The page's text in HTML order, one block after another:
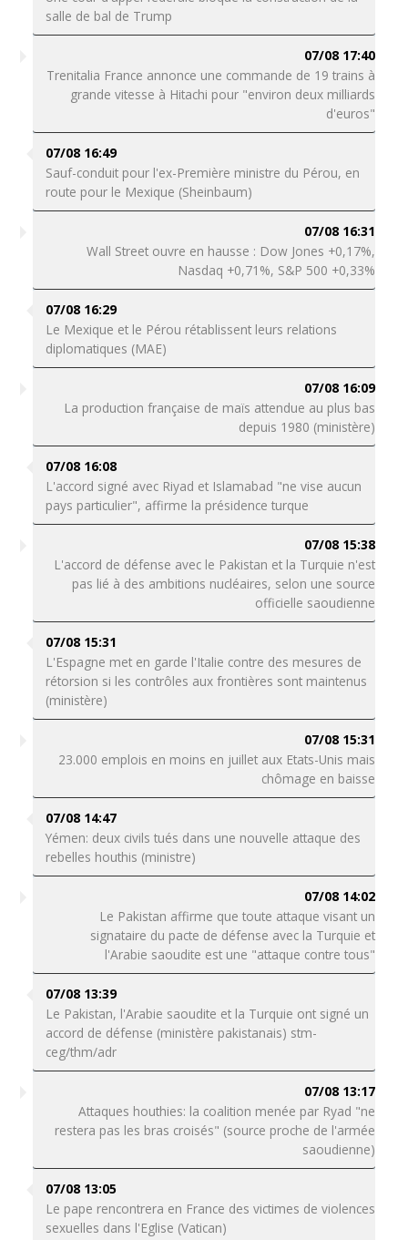
salle de bal de Trump
07/08 17:40
Trenitalia France annonce une commande de 19 trains à
grande vitesse à Hitachi pour "environ deux milliards
d'euros"
07/08 16:49
Sauf-conduit pour l'ex-Première ministre du Pérou, en
route pour le Mexique (Sheinbaum)
07/08 16:31
Wall Street ouvre en hausse : Dow Jones +0,17%,
Nasdaq +0,71%, S&P 500 +0,33%
07/08 16:29
Le Mexique et le Pérou rétablissent leurs relations
diplomatiques (MAE)
07/08 16:09
La production française de maïs attendue au plus bas
depuis 1980 (ministère)
07/08 16:08
L'accord signé avec Riyad et Islamabad "ne vise aucun
pays particulier", affirme la présidence turque
07/08 15:38
L'accord de défense avec le Pakistan et la Turquie n'est
pas lié à des ambitions nucléaires, selon une source
officielle saoudienne
07/08 15:31
L'Espagne met en garde l'Italie contre des mesures de
rétorsion si les contrôles aux frontières sont maintenus
(ministère)
07/08 15:31
23.000 emplois en moins en juillet aux Etats-Unis mais
chômage en baisse
07/08 14:47
Yémen: deux civils tués dans une nouvelle attaque des
rebelles houthis (ministre)
07/08 14:02
Le Pakistan affirme que toute attaque visant un
signataire du pacte de défense avec la Turquie et
l'Arabie saoudite est une "attaque contre tous"
07/08 13:39
Le Pakistan, l'Arabie saoudite et la Turquie ont signé un
accord de défense (ministère pakistanais) stm-
ceg/thm/adr
07/08 13:17
Attaques houthies: la coalition menée par Ryad "ne
restera pas les bras croisés" (source proche de l'armée
saoudienne)
07/08 13:05
Le pape rencontrera en France des victimes de violences
sexuelles dans l'Eglise (Vatican)